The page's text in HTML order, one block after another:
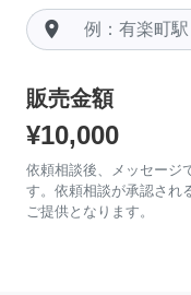
room
販売金額
¥10,000
依頼相談後、メッセージ
す。依頼相談が承認され
ご提供となります。